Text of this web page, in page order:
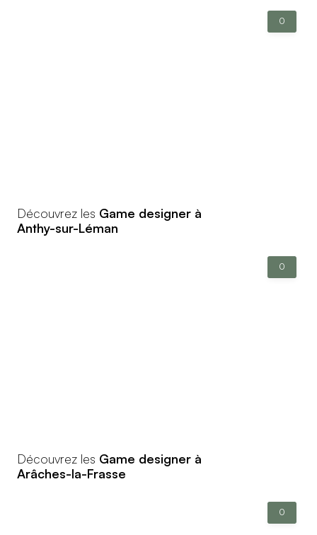
0
Découvrez les Game designer à
Anthy-sur-Léman
0
Découvrez les Game designer à
Arâches-la-Frasse
0